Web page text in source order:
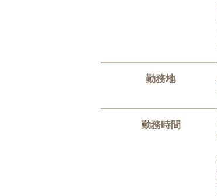
勤務地
勤務時間